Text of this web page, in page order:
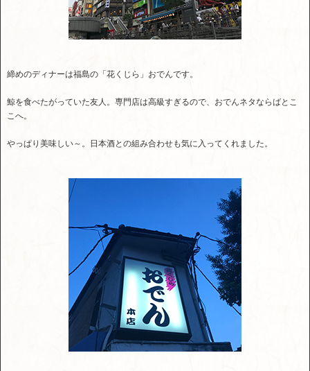
締めのディナーは福島の「花くじら」おでんです。
鯨を食べたがっていた友人。専門店は高級すぎるので、おでんネタならばとこ
こへ。
やっぱり美味しい～。日本酒との組み合わせも気に入ってくれました。